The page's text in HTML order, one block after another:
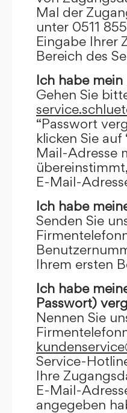
Mal der
unter 0511
Eingabe Ihrer
Bereich des
Ich habe mein
Gehen Sie
“Passwort
klicken Sie
Mail-Adresse
E-Mail-
Ich habe
Senden Sie
Ihrem ersten
Ich habe
Passwort)
Nennen Sie
Service-
Ihre
E-Mail-
angegeben